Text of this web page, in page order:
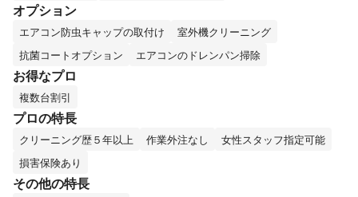
オプション
エアコン防虫キャップの取付け
室外機クリーニング
抗菌コートオプション
エアコンのドレンパン掃除
お得なプロ
複数台割引
プロの特長
クリーニング歴５年以上 作業外注なし
女性スタッフ指定可能
損害保険あり
その他の特長